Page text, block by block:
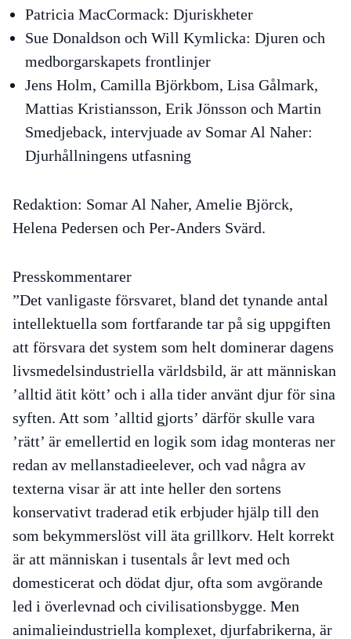
Patricia MacCormack: Djuriskheter
Sue Donaldson och Will Kymlicka: Djuren och
medborgarskapets frontlinjer
Jens Holm, Camilla Björkbom, Lisa Gålmark,
Mattias Kristiansson, Erik Jönsson och Martin
Smedjeback, intervjuade av Somar Al Naher:
Djurhållningens utfasning
Redaktion: Somar Al Naher, Amelie Björck,
Helena Pedersen och Per-Anders Svärd.
Presskommentarer
”Det vanligaste försvaret, bland det tynande antal
intellektuella som fortfarande tar på sig uppgiften
att försvara det system som helt dominerar dagens
livsmedelsindustriella världsbild, är att människan
’alltid ätit kött’ och i alla tider använt djur för sina
syften. Att som ’alltid gjorts’ därför skulle vara
’rätt’ är emellertid en logik som idag monteras ner
redan av mellanstadieelever, och vad några av
texterna visar är att inte heller den sortens
konservativt traderad etik erbjuder hjälp till den
som bekymmerslöst vill äta grillkorv. Helt korrekt
är att människan i tusentals år levt med och
domesticerat och dödat djur, ofta som avgörande
led i överlevnad och civilisationsbygge. Men
animalieindustriella komplexet, djurfabrikerna, är